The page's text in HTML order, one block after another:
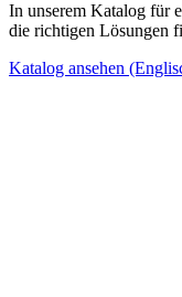
In unserem Katalog für
die richtigen Lösungen
Katalog ansehen